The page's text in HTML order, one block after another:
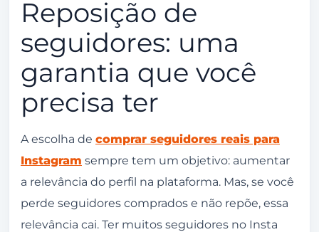
Conclusão
Reposição de
seguidores: uma
garantia que você
precisa ter
A escolha de comprar seguidores reais para
Instagram sempre tem um objetivo: aumentar
a relevância do perfil na plataforma. Mas, se você
perde seguidores comprados e não repõe, essa
relevância cai. Ter muitos seguidores no Insta